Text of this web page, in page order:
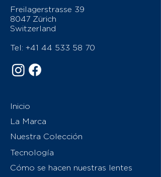
Freilagerstrasse 39
8047 Zürich
Switzerland
Tel: +41 44 533 58 70
Inicio
La Marca
Nuestra Colección
Tecnología
Cómo se hacen nuestras lentes